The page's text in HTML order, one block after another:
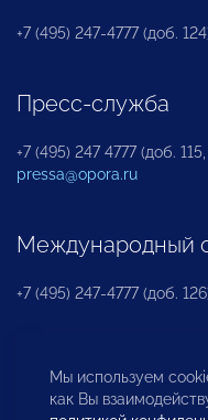
+7 (495) 247-4777 (доб.
Пресс-служба
+7 (495) 247 4777 (доб. 115,
pressa@opora.ru
Международный
+7 (495) 247-4777 (доб.
Бюро по защите
инвесторов
Мы используем
как Вы